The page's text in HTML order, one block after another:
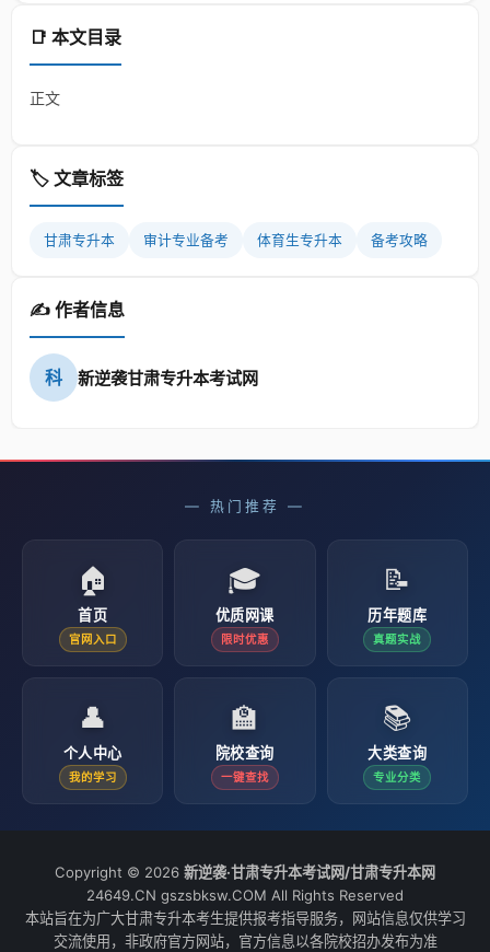
📑 本文目录
正文
🏷️ 文章标签
甘肃专升本 审计专业备考 体育生专升本 备考攻略
✍️ 作者信息
科 新逆袭甘肃专升本考试网
— 热门推荐 —
🏠
首页
官网入口
🎓
优质网课
限时优惠
📝
历年题库
真题实战
👤
个人中心
我的学习
🏫
院校查询
一键查找
📚
大类查询
专业分类
Copyright © 2026 新逆袭·甘肃专升本考试网/甘肃专升本网
24649.CN gszsbksw.COM All Rights Reserved
本站旨在为广大甘肃专升本考生提供报考指导服务，网站信息仅供学习
交流使用，非政府官方网站，官方信息以各院校招办发布为准